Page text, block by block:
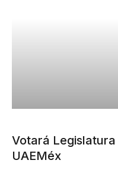
Votará
UAEMéx